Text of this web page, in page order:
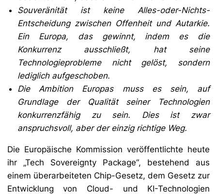
Souveränität ist keine Alles-oder-Nichts-
Entscheidung zwischen Offenheit und Autarkie.
Ein Europa, das gewinnt, indem es die
Konkurrenz ausschließt, hat seine
Technologieprobleme nicht gelöst, sondern
lediglich aufgeschoben.
Die Ambition Europas muss es sein, auf
Grundlage der Qualität seiner Technologien
konkurrenzfähig zu sein. Dies ist zwar
anspruchsvoll, aber der einzig richtige Weg.
Die Europäische Kommission veröffentlichte heute
ihr „Tech Sovereignty Package“, bestehend aus
einem überarbeiteten Chip-Gesetz, dem Gesetz zur
Entwicklung von Cloud- und KI-Technologien